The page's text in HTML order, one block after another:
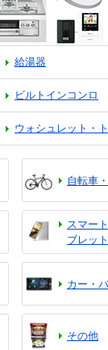
給湯器
ビルトインコンロ
ウォシュレット・
自転車
スマー
ブレット
カー・
その他